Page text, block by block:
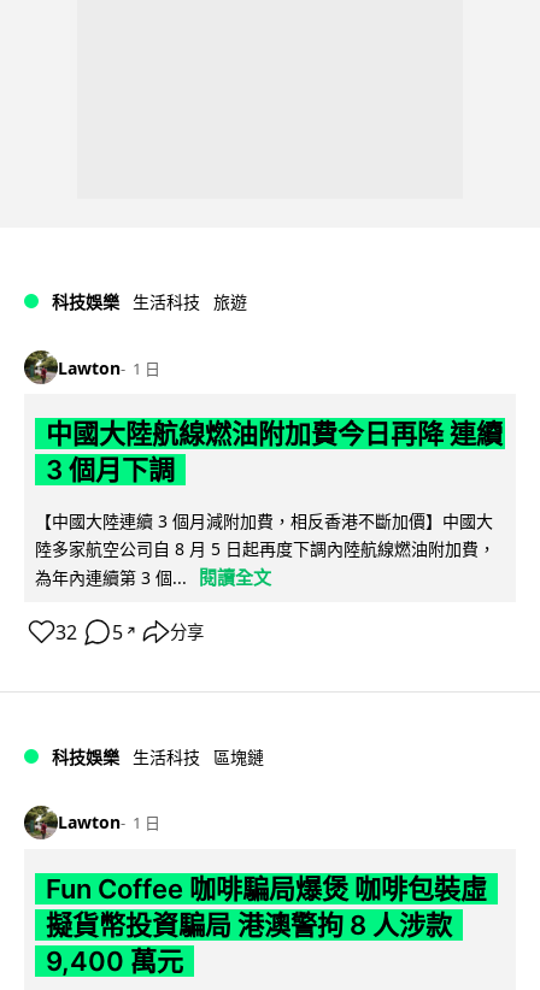
科技娛樂 生活科技 旅遊
Lawton 1 日
中國大陸航線燃油附加費今日再降 連續
3 個月下調
【中國大陸連續 3 個月減附加費，相反香港不斷加價】中國大
陸多家航空公司自 8 月 5 日起再度下調內陸航線燃油附加費，
為年內連續第 3 個...
閱讀全文
32 5 ↗ 分享
科技娛樂 生活科技 區塊鏈
Lawton 1 日
Fun Coffee 咖啡騙局爆煲 咖啡包裝虛
擬貨幣投資騙局 港澳警拘 8 人涉款
9,400 萬元